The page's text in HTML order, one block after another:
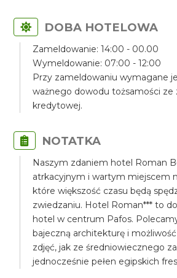
DOBA HOTELOWA
Zameldowanie: 14:00 - 00.00
Wymeldowanie: 07:00 - 12:00
Przy zameldowaniu wymagane
ważnego dowodu tożsamości ze
kredytowej.
NOTATKA
Naszym zdaniem hotel Roman
atrkacyjnym i wartym miejscem
które większość czasu będą
zwiedzaniu. Hotel Roman*** to
hotel w centrum Pafos.
bajeczną architekturę i
zdjęć, jak ze średniowiecznego
jednocześnie pełen egipskich